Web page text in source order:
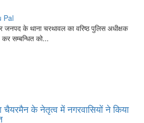
Pal
के थाना चरथावल का वरिष्ठ पुलिस अधीक्षक
सम्बन्धित को...
चैयरमैन के नेतृत्व में नगरवासियों ने किया